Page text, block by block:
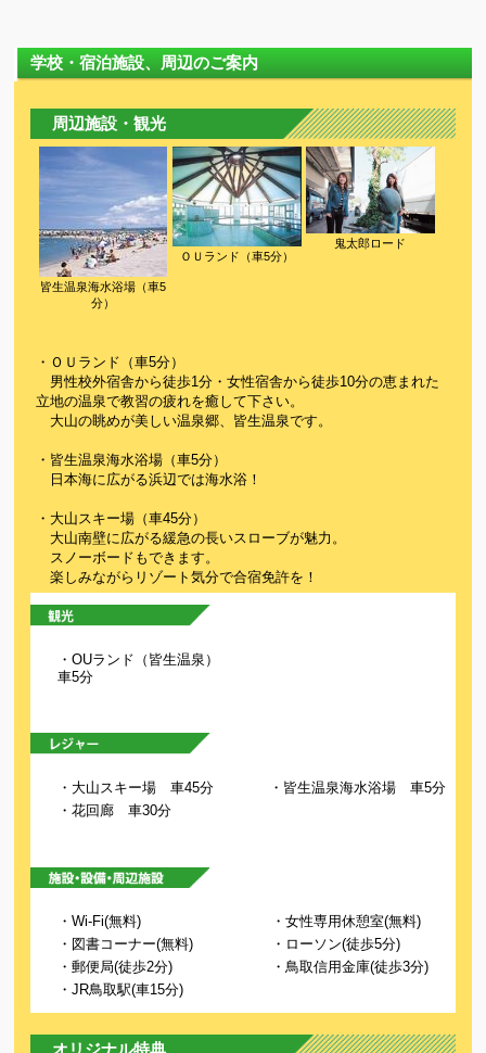
学校・宿泊施設、周辺のご案内
周辺施設・観光
皆生温泉海水浴場（車5
分）
ＯＵランド（車5分）
鬼太郎ロード
・ＯＵランド（車5分）
男性校外宿舎から徒歩1分・女性宿舎から徒歩10分の恵まれた
立地の温泉で教習の疲れを癒して下さい。
大山の眺めが美しい温泉郷、皆生温泉です。
・皆生温泉海水浴場（車5分）
日本海に広がる浜辺では海水浴！
・大山スキー場（車45分）
大山南壁に広がる緩急の長いスローブが魅力。
スノーボードもできます。
楽しみながらリゾート気分で合宿免許を！
・OUランド（皆生温泉）
車5分
・大山スキー場 車45分
・皆生温泉海水浴場 車5分
・花回廊 車30分
・Wi-Fi(無料)
・女性専用休憩室(無料)
・図書コーナー(無料)
・ローソン(徒歩5分)
・郵便局(徒歩2分)
・鳥取信用金庫(徒歩3分)
・JR鳥取駅(車15分)